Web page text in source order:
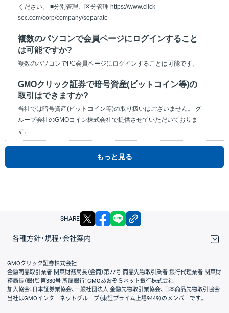
ください。 ■分別管理、区分管理 https://www.click-
sec.com/corp/company/separate
複数のパソコンで会員ページにログインすること
は可能ですか?
複数のパソコンでPC会員ページにログインすることは可能です。
GMOクリック証券で暗号資産(ビットコイン等)の
取引はできますか?
当社では暗号資産(ビットコイン等)の取り扱いはございません。 グ
ループ会社のGMOコイン株式会社で提供させていただいておりま
す。
もっと見る
SHARE X facebook
各種方針・規程・会社案内
取引規程・約款
サイトマップ
その他のご案内
個人情報保護方針
最良執行方針
サイトのご利用について
ディスクレイマー
信託保全
リスク説明
会社案内
GMOクリック証券株式会社
金融商品取引業者 関東財務局長（金商）第77号 商品先物取引業者 銀行代理業者 関東財
務局長（銀代）第330号 所属銀行：GMOあおぞらネット銀行株式会社
加入協会：日本証券業協会、一般社団法人 金融先物取引業協会、日本商品先物取引協会
当社はGMOインターネットグループ（東証プライム上場9449）のメンバーです。